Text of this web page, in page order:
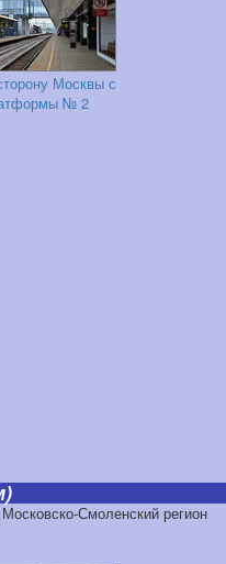
Москвы с
№ 2
Смоленский регион